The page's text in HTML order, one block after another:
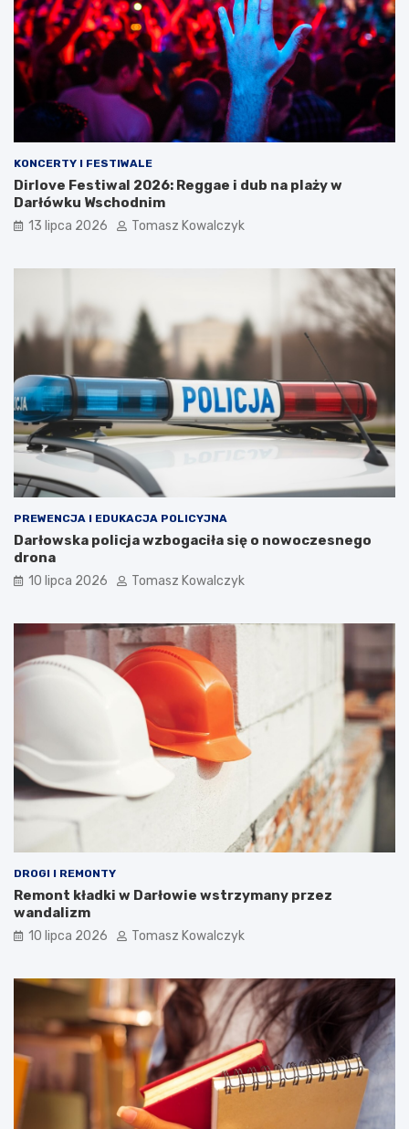
KONCERTY I FESTIWALE
Dirlove Festiwal 2026: Reggae i dub na plaży w
Darłówku Wschodnim
13 lipca 2026 Tomasz Kowalczyk
PREWENCJA I EDUKACJA POLICYJNA
Darłowska policja wzbogaciła się o nowoczesnego
drona
10 lipca 2026 Tomasz Kowalczyk
DROGI I REMONTY
Remont kładki w Darłowie wstrzymany przez
wandalizm
10 lipca 2026 Tomasz Kowalczyk